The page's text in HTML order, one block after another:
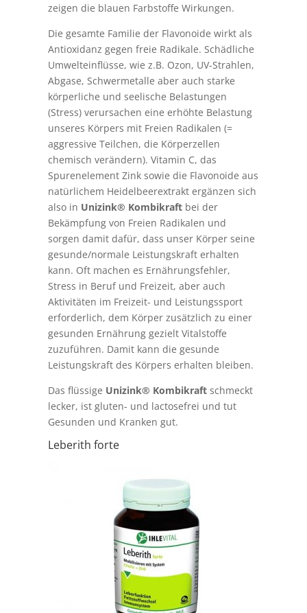
zeigen die blauen Farbstoffe Wirkungen.
Die gesamte Familie der Flavonoide wirkt als
Antioxidanz gegen freie Radikale. Schädliche
Umwelteinflüsse, wie z.B. Ozon, UV-Strahlen,
Abgase, Schwermetalle aber auch starke
körperliche und seelische Belastungen
(Stress) verursachen eine erhöhte Belastung
unseres Körpers mit Freien Radikalen (=
aggressive Teilchen, die Körperzellen
chemisch verändern). Vitamin C, das
Spurenelement Zink sowie die Flavonoide aus
natürlichem Heidelbeerextrakt ergänzen sich
also in Unizink® Kombikraft bei der
Bekämpfung von Freien Radikalen und
sorgen damit dafür, dass unser Körper seine
gesunde/normale Leistungskraft erhalten
kann. Oft machen es Ernährungsfehler,
Stress in Beruf und Freizeit, aber auch
Aktivitäten im Freizeit- und Leistungssport
erforderlich, dem Körper zusätzlich zu einer
gesunden Ernährung gezielt Vitalstoffe
zuzuführen. Damit kann die gesunde
Leistungskraft des Körpers erhalten bleiben.
Das flüssige Unizink® Kombikraftschmeckt
lecker, ist gluten- und lactosefrei und tut
Gesunden und Kranken gut.
Leberith forte